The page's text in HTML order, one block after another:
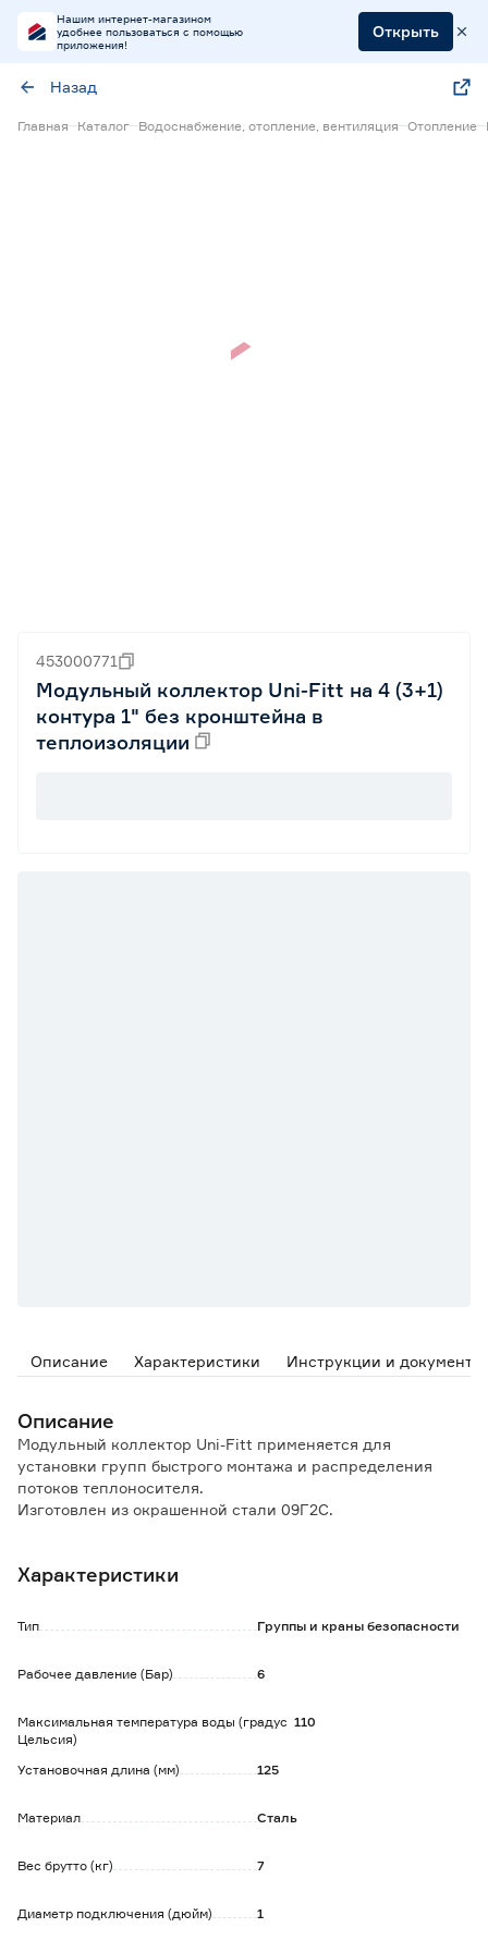
Нашим интернет-магазином
удобнее пользоваться с помощью
приложения!
Открыть
Назад
Главная Каталог Водоснабжение, отопление, вентиляция Отопление
453000771
Модульный коллектор Uni-Fitt на 4 (3+1)
контура 1" без кронштейна в
теплоизоляции
Описание Характеристики Инструкции и документы
Описание
Модульный коллектор Uni-Fitt применяется для
установки групп быстрого монтажа и распределения
потоков теплоносителя.
Изготовлен из окрашенной стали 09Г2С.
Обратите внимание:
Характеристики
Тип Группы и краны безопасности
Рабочее давление (Бар) 6
Максимальная температура воды (градус
Цельсия)
110
Установочная длина (мм) 125
Материал Сталь
Вес брутто (кг) 7
Диаметр подключения (дюйм) 1